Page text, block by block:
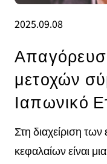
2025.09.08
μετοχών
Ιαπωνικό
Στη διαχείριση
κεφαλαίων είναι